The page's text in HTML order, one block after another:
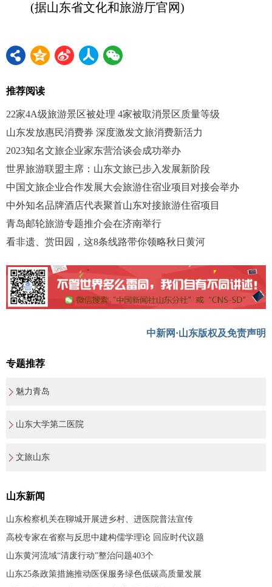
(据山东省文化和旅游厅官网)
推荐阅读
22家4A级旅游景区被处理 4家被取消景区质量等级
山东发放惠民消费券 深度激发文旅消费新活力
2023知名文旅企业家东营洽谈会成功举办
世界旅游联盟主席：山东文旅已步入发展新阶段
中国文旅企业合作发展大会旅游住宿业项目对接会举办
中外知名品牌酒店代表聚首山东对接旅游住宿项目
青岛邮轮旅游专题推介会在济南举行
看非遗、赏田园，这8条线路带你领略秋日黄河
中新网·山东版权及免责声明
专题推荐
魅力青岛
山东大学第二医院
文旅山东
山东新闻
山东检察机关在聊城开展进乡村、进医院普法宣传
高校专家在省察与反思中建构儒学理论 回应时代议题
山东黄河流域“清废行动”整治问题403个
山东25条政策措施推动医保服务绿色低碳高质量发展